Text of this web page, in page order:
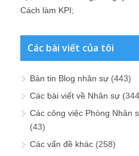
Cách làm KPI;
Các bài viết của tôi
Bản tin Blog nhân sự (443)
Các bài viết về Nhân sự
Các công việc Phòng Nhân
(43)
Các vấn đề khác (258)